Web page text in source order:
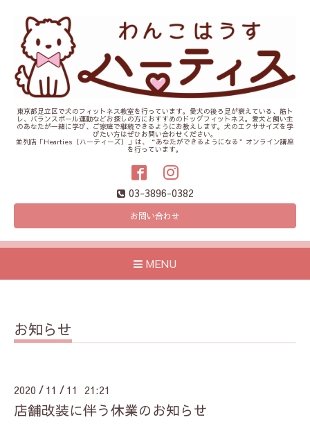
東京都足立区で犬のフィットネス教室を行っています。愛犬の後ろ足が衰えている、筋ト
レ、バランスボール運動などお探しの方におすすめのドッグフィットネス。愛犬と飼い主
のあなたが一緒に学び、ご家庭で継続できるようにお教えします。犬のエクササイズを学
びたい方はぜひお問い合わせください。
並列店「Hearties（ハーティーズ）」は、“あなたができるようになる”オンライン講座
を行っています。
03-3896-0382
お問い合わせ
MENU
お知らせ
2020 / 11 / 11 21:21
店舗改装に伴う休業のお知らせ